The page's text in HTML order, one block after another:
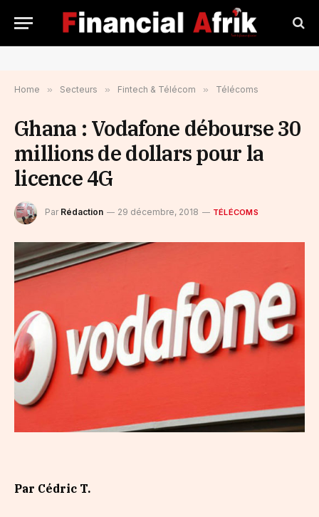
Home » Secteurs » Fintech & Télécom » Télécoms
Ghana : Vodafone débourse 30
millions de dollars pour la
licence 4G
Par Rédaction 29 décembre, 2018 TÉLÉCOMS
Par Cédric T.